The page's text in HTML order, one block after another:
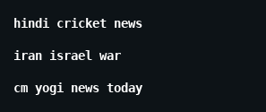
hindi cricket news
iran israel war
cm yogi news today